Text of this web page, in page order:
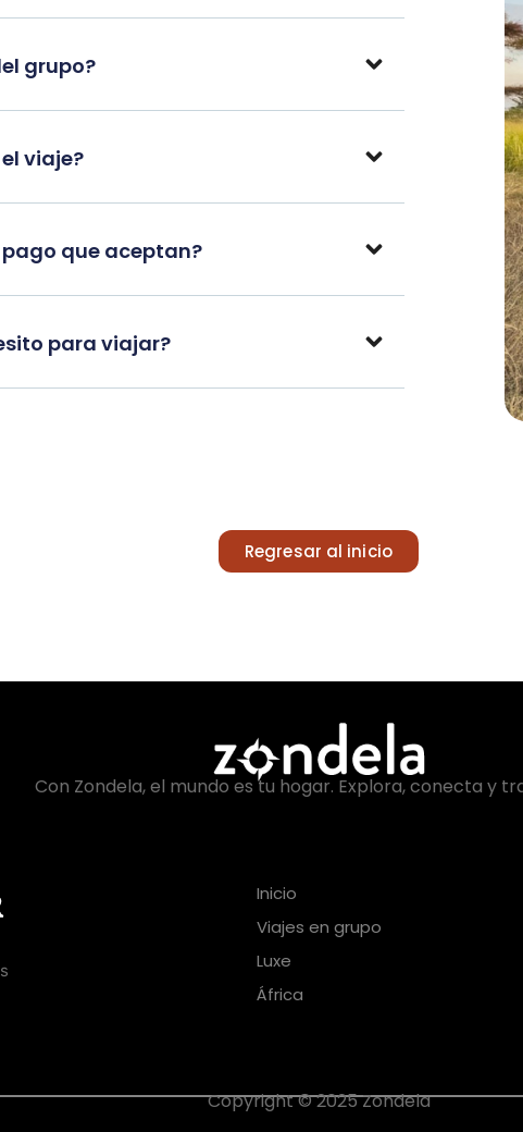
grupo?
viaje?
que aceptan?
para viajar?
Regresar al inicio
Con Zondela, el mundo es tu hogar. Explora, conecta y
Inicio
Viajes en grupo
Luxe
África
Copyright © 2025 Zondela